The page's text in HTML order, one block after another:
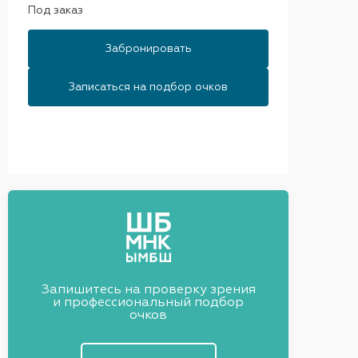
Под заказ
Забронировать
Записаться на подбор очков
Запишитесь на проверку зрения
и профессиональный подбор
очков